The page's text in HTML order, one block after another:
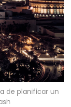
de planificar un